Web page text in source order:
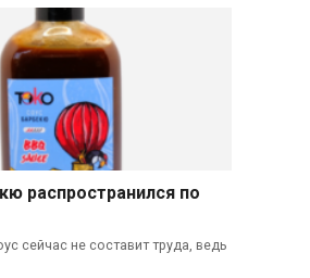
распространился по
сейчас не составит труда, ведь